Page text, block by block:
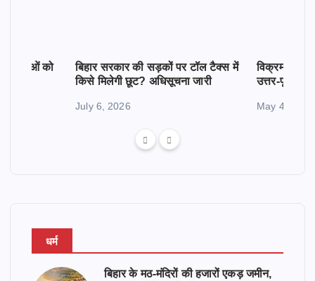
महिलाओं को
बिहार सरकार की सड़कों पर टॉल टैक्स में
किसे मिलेगी छूट? अधिसूचना जारी
July 6, 2026
विक्रमशिला
उत्तर-पूर्व
May 4, 2026
धर्म
बिहार के मठ-मंदिरों की हजारों एकड़ जमीन,